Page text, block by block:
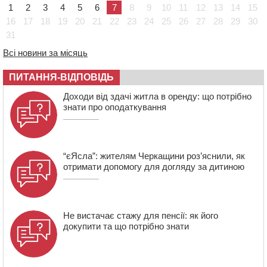
09:42
Ветерани МСК “Дніпро” вибороли бронзу чемпіонату
України
08:57
670 тис грн штрафу за незаконні зміни до договору
08:20 Обрано претендента на посаду директора
Мокрокалигірського психоневрологічного інтернату
07:23 Уманські міграційники видворили з країни грузина,
який відсидів термін у колонії
1
2 3 4 5 6 7 8 9 10 11 12 13 14
15
16
17 18 19 20 21 22 23 24 25 26 27 28 29
30
31
Всі новини за місяць
ПИТАННЯ-ВІДПОВІДЬ
Доходи від здачі житла в оренду: що потрібно
знати про оподаткування
“єЯсла”: жителям Черкащини роз’яснили, як
отримати допомогу для догляду за дитиною
Не вистачає стажу для пенсії: як його
докупити та що потрібно знати